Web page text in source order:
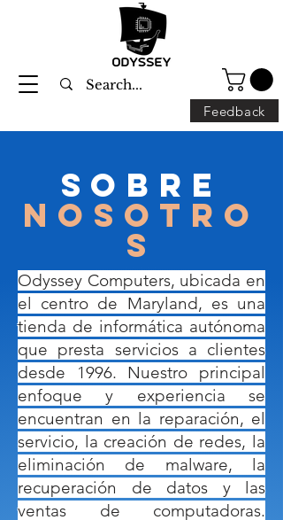
Feedback
sobre
nosotro
s
Odyssey Computers, ubicada en
el centro de Maryland, es una
tienda de informática autónoma
que presta servicios a clientes
desde 1996. Nuestro principal
enfoque y experiencia se
encuentran en la reparación, el
servicio, la creación de redes, la
eliminación de malware, la
recuperación de datos y las
ventas de computadoras.